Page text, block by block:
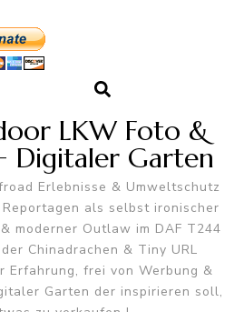
LKW Foto &
Digitaler Garten
Erlebnisse & Umweltschutz
als selbst ironischer
moderner Outlaw im DAF T244
Chinadrachen & Tiny URL
Erfahrung, frei von Werbung &
Garten der inspirieren soll,